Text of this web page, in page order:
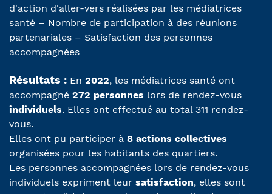
d'action d'aller-vers réalisées par les médiatrices
santé – Nombre de participation à des réunions
partenariales – Satisfaction des personnes
accompagnées
Résultats : En 2022, les médiatrices santé ont
accompagné 272 personnes lors de rendez-vous
individuels. Elles ont effectué au total 311 rendez-
vous.
Elles ont pu participer à 8 actions collectives
organisées pour les habitants des quartiers.
Les personnes accompagnées lors de rendez-vous
individuels expriment leur satisfaction, elles sont